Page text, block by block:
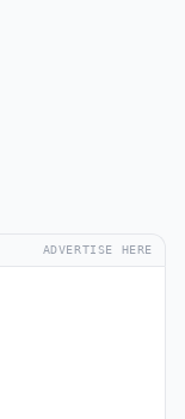
ADVERTISE HERE